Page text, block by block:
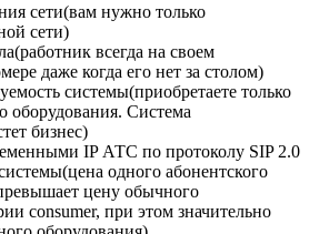
сети(вам нужно только
сети)
всегда на своем
даже когда его нет за столом)
системы(приобретаете только
оборудования. Система
бизнес)
IP АТС по протоколу SIP 2.0
одного абонентского
цену обычного
consumer, при этом значительно